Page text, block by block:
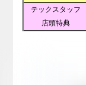
テックスタッフ
店頭特典